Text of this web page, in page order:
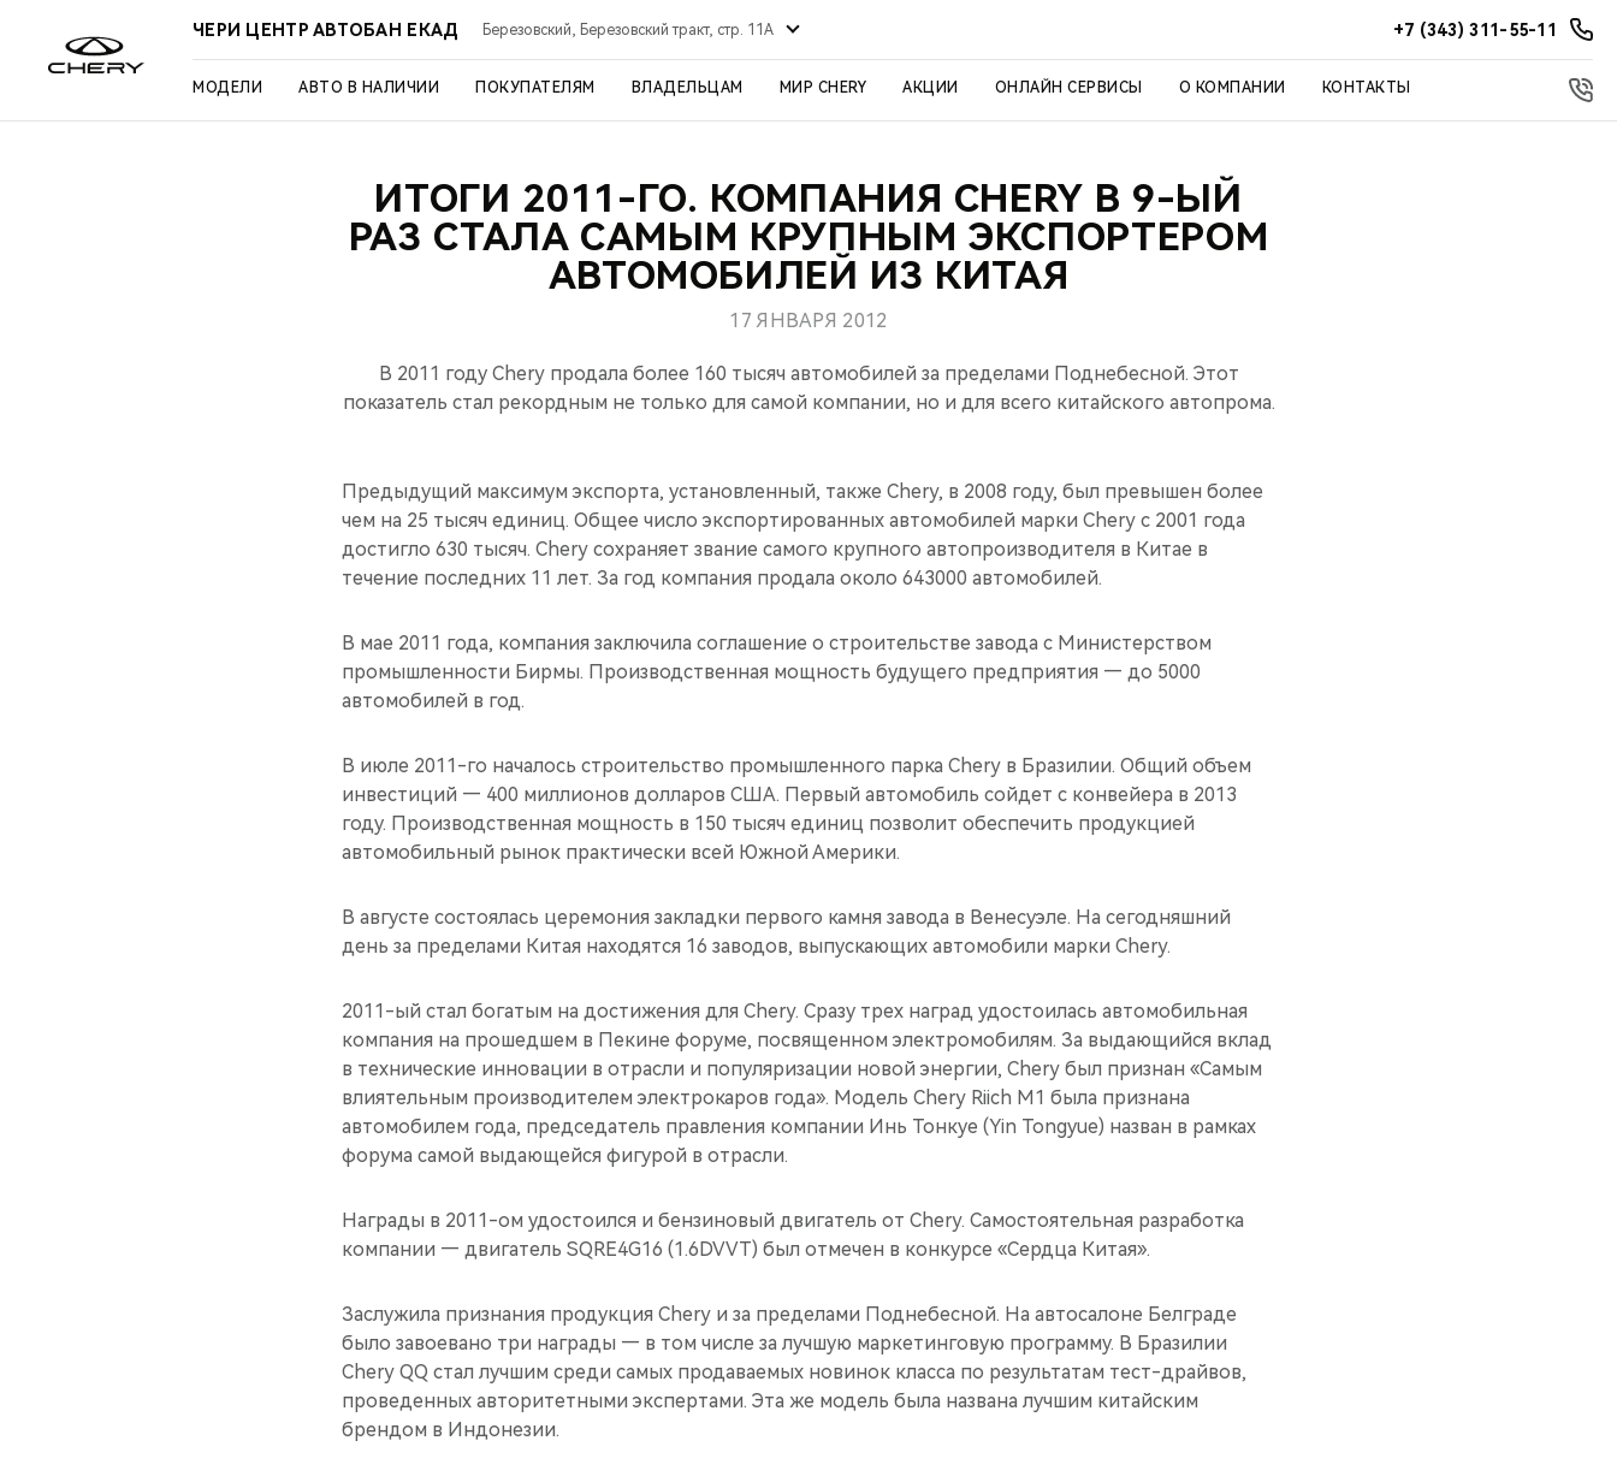
ЧЕРИ ЦЕНТР АВТОБАН ЕКАД Березовский, Березовский тракт, стр. 11А +7 (343) 311-55-11
МОДЕЛИ АВТО В НАЛИЧИИ ПОКУПАТЕЛЯМ ВЛАДЕЛЬЦАМ МИР CHERY АКЦИИ ОНЛАЙН СЕРВИСЫ О КОМПАНИИ КОНТАКТЫ
ИТОГИ 2011-ГО. КОМПАНИЯ CHERY В 9-ЫЙ
РАЗ СТАЛА САМЫМ КРУПНЫМ ЭКСПОРТЕРОМ
АВТОМОБИЛЕЙ ИЗ КИТАЯ
17 ЯНВАРЯ 2012
В 2011 году Chery продала более 160 тысяч автомобилей за пределами Поднебесной. Этот
показатель стал рекордным не только для самой компании, но и для всего китайского автопрома.
Предыдущий максимум экспорта, установленный, также Chery, в 2008 году, был превышен более
чем на 25 тысяч единиц. Общее число экспортированных автомобилей марки Chery с 2001 года
достигло 630 тысяч. Chery сохраняет звание самого крупного автопроизводителя в Китае в
течение последних 11 лет. За год компания продала около 643000 автомобилей.
В мае 2011 года, компания заключила соглашение о строительстве завода с Министерством
промышленности Бирмы. Производственная мощность будущего предприятия — до 5000
автомобилей в год.
В июле 2011-го началось строительство промышленного парка Chery в Бразилии. Общий объем
инвестиций — 400 миллионов долларов США. Первый автомобиль сойдет с конвейера в 2013
году. Производственная мощность в 150 тысяч единиц позволит обеспечить продукцией
автомобильный рынок практически всей Южной Америки.
В августе состоялась церемония закладки первого камня завода в Венесуэле. На сегодняшний
день за пределами Китая находятся 16 заводов, выпускающих автомобили марки Chery.
2011-ый стал богатым на достижения для Chery. Сразу трех наград удостоилась автомобильная
компания на прошедшем в Пекине форуме, посвященном электромобилям. За выдающийся вклад
в технические инновации в отрасли и популяризации новой энергии, Chery был признан «Самым
влиятельным производителем электрокаров года». Модель Chery Riich M1 была признана
автомобилем года, председатель правления компании Инь Тонкуе (Yin Tongyue) назван в рамках
форума самой выдающейся фигурой в отрасли.
Награды в 2011-ом удостоился и бензиновый двигатель от Chery. Самостоятельная разработка
компании — двигатель SQRE4G16 (1.6DVVT) был отмечен в конкурсе «Сердца Китая».
Заслужила признания продукция Chery и за пределами Поднебесной. На автосалоне Белграде
было завоевано три награды — в том числе за лучшую маркетинговую программу. В Бразилии
Chery QQ стал лучшим среди самых продаваемых новинок класса по результатам тест-драйвов,
проведенных авторитетными экспертами. Эта же модель была названа лучшим китайским
брендом в Индонезии.